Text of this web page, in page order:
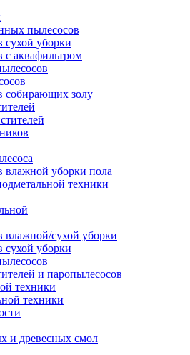
пылесосов
сухой уборки
с аквафильтром
собирающих золу
влажной уборки пола
техники
влажной/сухой уборки
сухой уборки
и паропылесосов
техники
техники
и древесных смол